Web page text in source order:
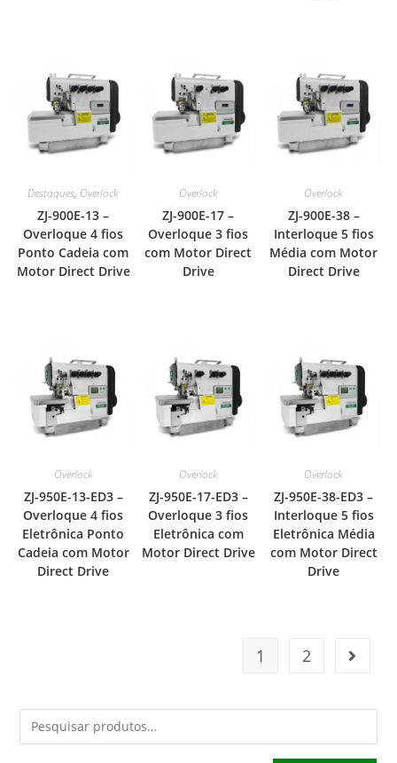
Destaques, Overlock
ZJ-900E-13 –
Overloque 4 fios
Ponto Cadeia com
Motor Direct Drive
Overlock
ZJ-900E-17 –
Overloque 3 fios
com Motor Direct
Drive
Overlock
ZJ-900E-38 –
Interloque 5 fios
Média com Motor
Direct Drive
Overlock
ZJ-950E-13-ED3 –
Overloque 4 fios
Eletrônica Ponto
Cadeia com Motor
Direct Drive
Overlock
ZJ-950E-17-ED3 –
Overloque 3 fios
Eletrônica com
Motor Direct Drive
Overlock
ZJ-950E-38-ED3 –
Interloque 5 fios
Eletrônica Média
com Motor Direct
Drive
1 2